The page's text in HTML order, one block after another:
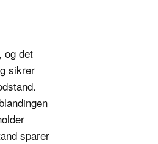
og det
sikrer
sparer